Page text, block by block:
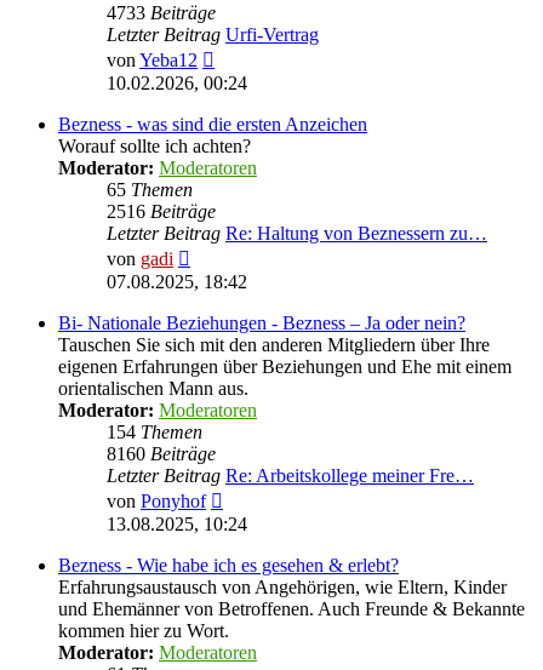
4733 Beiträge
Letzter Beitrag Urfi-Vertrag
von Yeba12
Beitrag
10.02.2026, 00:24
Bezness - was sind die ersten Anzeichen
Worauf sollte ich achten?
Moderator: Moderatoren
65 Themen
2516 Beiträge
Letzter Beitrag Re: Haltung von Beznessern zu…
von gadi
Beitrag
07.08.2025, 18:42
Bi- Nationale Beziehungen - Bezness – Ja oder nein?
Tauschen Sie sich mit den anderen Mitgliedern über Ihre
eigenen Erfahrungen über Beziehungen und Ehe mit einem
orientalischen Mann aus.
Moderator: Moderatoren
154 Themen
8160 Beiträge
Letzter Beitrag Re: Arbeitskollege meiner Fre…
von Ponyhof
Beitrag
13.08.2025, 10:24
Bezness - Wie habe ich es gesehen & erlebt?
Erfahrungsaustausch von Angehörigen, wie Eltern, Kinder
und Ehemänner von Betroffenen. Auch Freunde & Bekannte
kommen hier zu Wort.
Moderator: Moderatoren